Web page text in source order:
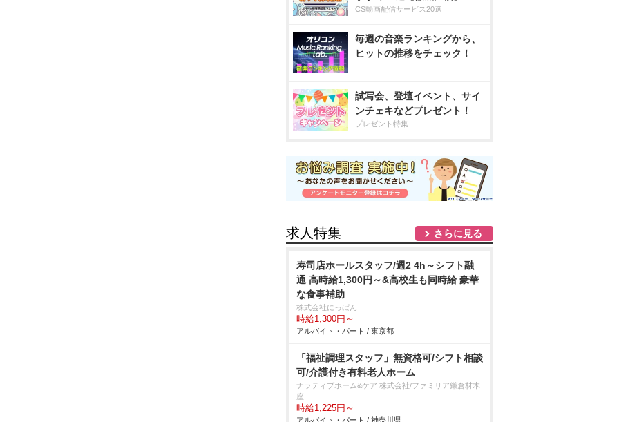
CS動画配信サービス20選
毎週の音楽ランキングから、
ヒットの推移をチェック！
試写会、登壇イベント、サイ
ンチェキなどプレゼント！
プレゼント特集
求人特集 さらに見る
寿司店ホールスタッフ/週2 4h～シフト融
通 高時給1,300円～&高校生も同時給 豪華
な食事補助
株式会社にっぱん
時給1,300円～
アルバイト・パート / 東京都
「福祉調理スタッフ」無資格可/シフト相談
可/介護付き有料老人ホーム
ナラティブホーム&ケア 株式会社/ファミリア鎌倉材木
座
時給1,225円～
アルバイト・パート / 神奈川県